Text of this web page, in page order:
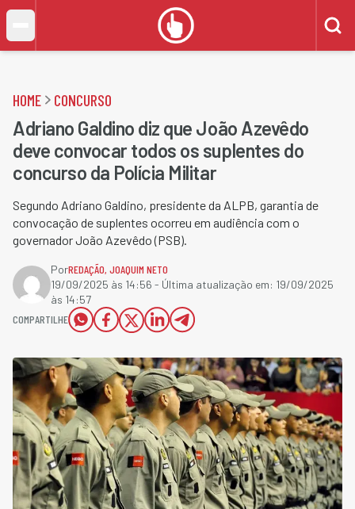
HOME CONCURSO
Adriano Galdino diz que João Azevêdo
deve convocar todos os suplentes do
concurso da Polícia Militar
Segundo Adriano Galdino, presidente da ALPB, garantia de
convocação de suplentes ocorreu em audiência com o
governador João Azevêdo (PSB).
PorREDAÇÃO, JOAQUIM NETO
19/09/2025 às 14:56 - Última atualização em: 19/09/2025
às 14:57
COMPARTILHE